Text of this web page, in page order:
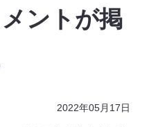
ントが掲
2022年05月17日